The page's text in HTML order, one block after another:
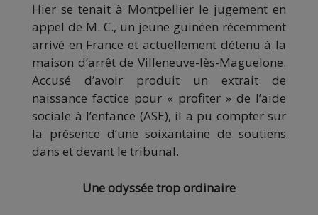
Hier se tenait à Montpellier le jugement en
appel de M. C., un jeune guinéen récemment
arrivé en France et actuellement détenu à la
maison d’arrêt de Villeneuve-lès-Maguelone.
Accusé d’avoir produit un extrait de
naissance factice pour « profiter » de l’aide
sociale à l’enfance (ASE), il a pu compter sur
la présence d’une soixantaine de soutiens
dans et devant le tribunal.
Une odyssée trop ordinaire